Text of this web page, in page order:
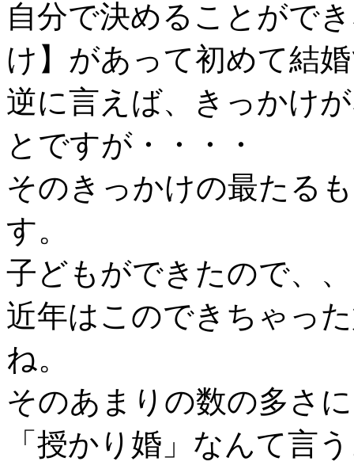
自分で決めることがで
け】があって初めて結
逆に言えば、きっかけ
とですが・・・・
そのきっかけの最たる
す。
子どもができたので、
近年はこのできちゃっ
ね。
そのあまりの数の多さ
「授かり婚」なんて言